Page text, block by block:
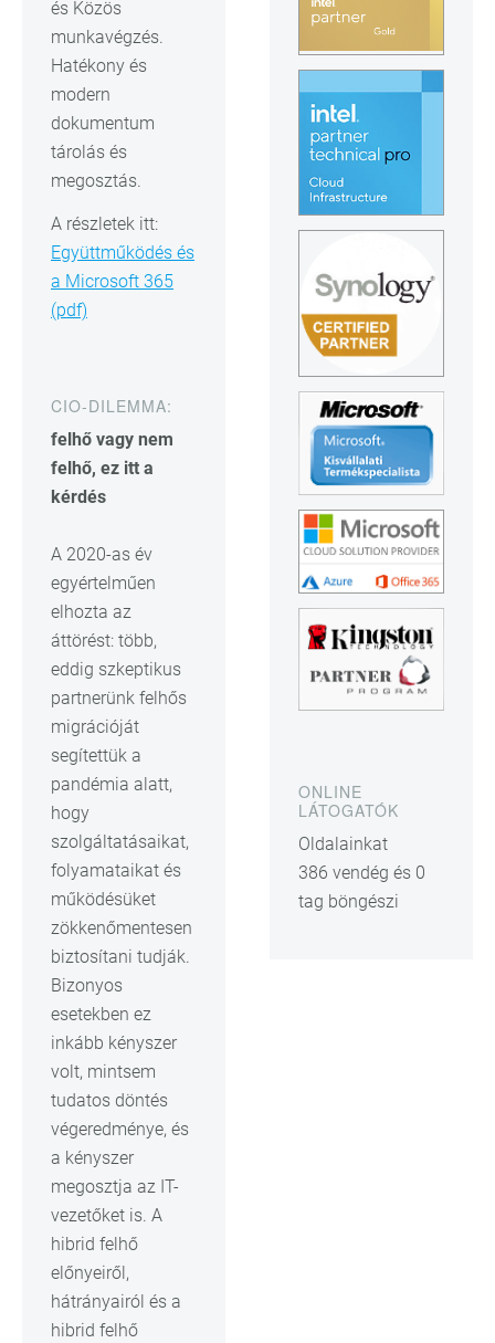
és Közös
munkavégzés.
Hatékony és
modern
dokumentum
tárolás és
megosztás.
A részletek itt:
Együttműködés és
a Microsoft 365
(pdf)
CIO-DILEMMA:
felhő vagy nem
felhő, ez itt a
kérdés
A 2020-as év
egyértelműen
elhozta az
áttörést: több,
eddig szkeptikus
partnerünk felhős
migrációját
segítettük a
pandémia alatt,
hogy
szolgáltatásaikat,
folyamataikat és
működésüket
zökkenőmentesen
biztosítani tudják.
Bizonyos
esetekben ez
inkább kényszer
volt, mintsem
tudatos döntés
végeredménye, és
a kényszer
megosztja az IT-
vezetőket is. A
hibrid felhő
előnyeiről,
hátrányairól és a
hibrid felhő
ONLINE
LÁTOGATÓK
Oldalainkat
386 vendég és 0
tag böngészi